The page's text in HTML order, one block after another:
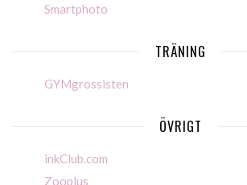
Smartphoto
TRÄNING
GYMgrossisten
ÖVRIGT
inkClub.com
Zooplus